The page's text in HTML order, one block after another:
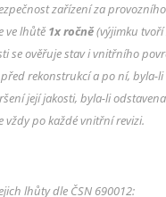
zařízení za
ve lhůtě 1x ročně(výjimku tvoří
se ověřuje stav i vnitřního
rekonstrukcí a po ní, byla-
její jakosti, byla-li
vždy po každé vnitřní revizi.
lhůty dle ČSN 690012: